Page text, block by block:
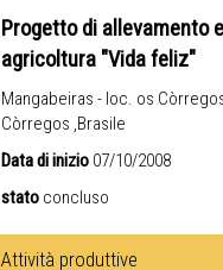
Progetto di allevamento e
agricoltura "Vida feliz"
Mangabeiras - loc. os
Còrregos ,Brasile
Data di inizio07/10/2008
stato concluso
Attività produttive